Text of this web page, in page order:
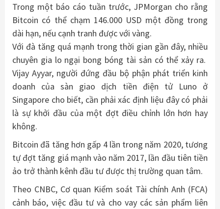
Trong một báo cáo tuần trước, JPMorgan cho rằng
Bitcoin có thể chạm 146.000 USD một đồng trong
dài hạn, nếu cạnh tranh được với vàng.
Với đà tăng quá mạnh trong thời gian gần đây, nhiều
chuyên gia lo ngại bong bóng tài sản có thể xảy ra.
Vijay Ayyar, người đứng đầu bộ phận phát triển kinh
doanh của sàn giao dịch tiền điện tử Luno ở
Singapore cho biết, cần phải xác định liệu đây có phải
là sự khởi đầu của một đợt điều chỉnh lớn hơn hay
không.
Bitcoin đã tăng hơn gấp 4 lần trong năm 2020, tương
tự đợt tăng giá mạnh vào năm 2017, lần đầu tiên tiền
ảo trở thành kênh đầu tư được thị trường quan tâm.
Theo CNBC, Cơ quan Kiểm soát Tài chính Anh (FCA)
cảnh báo, việc đầu tư và cho vay các sản phẩm liên